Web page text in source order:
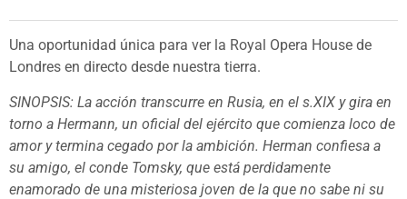
Una oportunidad única para ver la Royal Opera House de
Londres en directo desde nuestra tierra.
SINOPSIS: La acción transcurre en Rusia, en el s.XIX y gira en
torno a Hermann, un oficial del ejército que comienza loco de
amor y termina cegado por la ambición. Herman confiesa a
su amigo, el conde Tomsky, que está perdidamente
enamorado de una misteriosa joven de la que no sabe ni su